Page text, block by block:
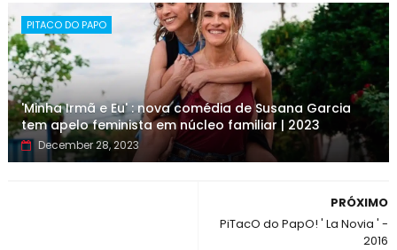
PITACO DO PAPO
'Minha Irmã e Eu' : nova comédia de Susana Garcia
tem apelo feminista em núcleo familiar | 2023
December 28, 2023
PRÓXIMO
PiTacO do PapO! ' La Novia ' -
2016